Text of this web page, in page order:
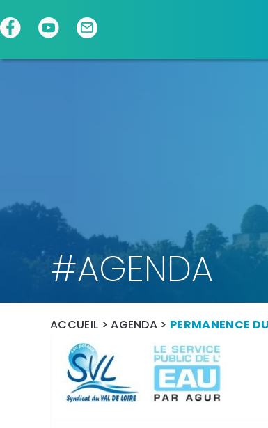
#AGENDA
ACCUEIL >AGENDA > PERMANENCE